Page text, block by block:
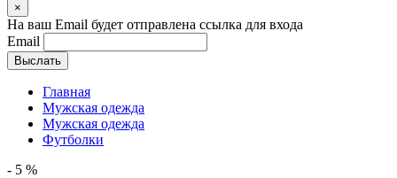
×
На ваш Email будет отправлена ссылка для входа
Email
Выслать
Главная
Мужская одежда
Мужская одежда
Футболки
- 5 %